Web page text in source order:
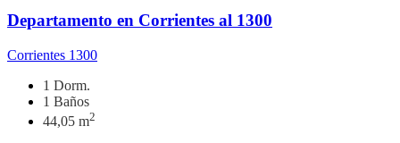
Departamento en Corrientes al 1300
Corrientes 1300
1 Dorm.
1 Baños
44,05 m2